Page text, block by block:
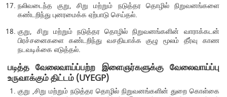
நலிவடைந்த குறு, சிறு மற்றும் நடுத்தர தொழில் நிறுவனங்களை
கண்டறிந்து புனரமைக்க ஏற்பாடு செய்தல்.
குறு, சிறு மற்றும் நடுத்தர தொழில் நிறுவனங்களின் வாராக்கடன்
பிரச்சனைகளை கண்டறிந்து வசதியாக்க குழு மூலம் தீர்வு காண
நடவடிக்கை எடுத்தல்.
படித்த வேலைவாய்ப்பற்ற இளைஞர்களுக்கு வேலைவாய்ப்பு
உருவாக்கும் திட்டம் (UYEGP)
குறு ,சிறு மற்றும் நடுத்தர தொழில் நிறுவனங்களின் துறை கொள்கை